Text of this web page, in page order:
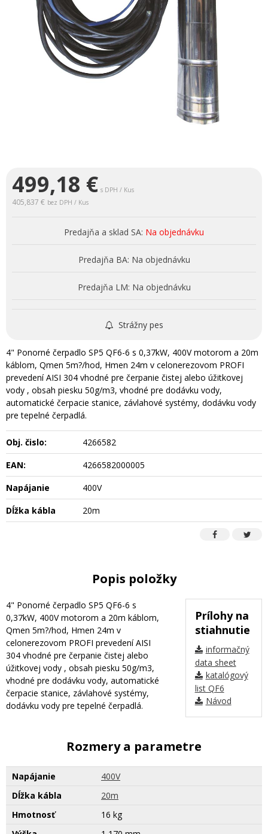
499,18 € s DPH / Kus
405,837 € bez DPH / Kus
Predajňa a sklad SA: Na objednávku
Predajňa BA: Na objednávku
Predajňa LM: Na objednávku
Strážny pes
4" Ponorné čerpadlo SP5 QF6-6 s 0,37kW, 400V motorom a 20m
káblom, Qmen 5m?/hod, Hmen 24m v celonerezovom PROFI
prevedení AISI 304 vhodné pre čerpanie čistej alebo úžitkovej
vody , obsah piesku 50g/m3, vhodné pre dodávku vody,
automatické čerpacie stanice, závlahové systémy, dodávku vody
pre tepelné čerpadlá.
Obj. čislo:
4266582
EAN:
4266582000005
Napájanie
400V
Dĺžka kábla
20m
Popis položky
Prílohy na
stiahnutie
informačný
data sheet
katalógový
list QF6
Návod
4" Ponorné čerpadlo SP5 QF6-6 s
0,37kW, 400V motorom a 20m káblom,
Qmen 5m?/hod, Hmen 24m v
celonerezovom PROFI prevedení AISI
304 vhodné pre čerpanie čistej alebo
úžitkovej vody , obsah piesku 50g/m3,
vhodné pre dodávku vody, automatické
čerpacie stanice, závlahové systémy,
dodávku vody pre tepelné čerpadlá.
Rozmery a parametre
Napájanie
400V
Dĺžka kábla
20m
Hmotnosť
16 kg